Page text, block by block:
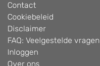
Contact
Cookiebeleid
Disclaimer
FAQ: Veelgestelde vragen
Inloggen
Over ons